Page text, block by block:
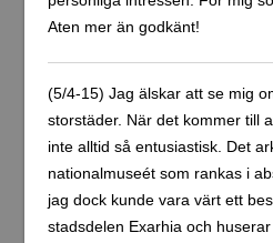
Aten mer än godkänt!
(5/4-15) Jag älskar att se mig
storstäder. När det kommer till
inte alltid så entusiastisk. Det
nationalmuseét som rankas i
jag dock kunde vara värt ett
stadsdelen Exarhia och